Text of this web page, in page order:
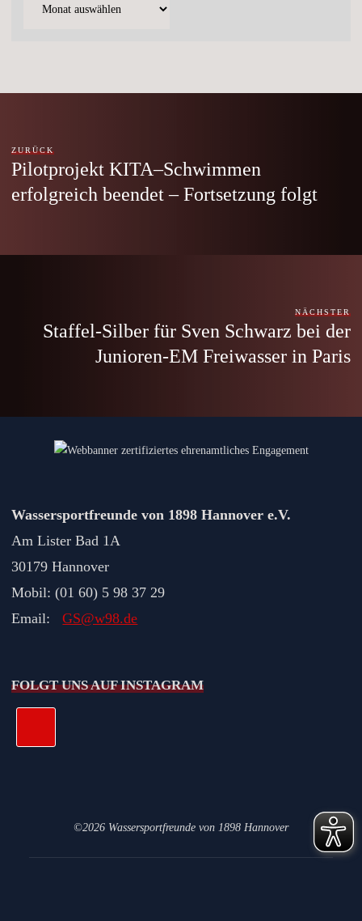
ZURÜCK
Pilotprojekt KITA–Schwimmen
erfolgreich beendet – Fortsetzung folgt
NÄCHSTER
Staffel-Silber für Sven Schwarz bei der
Junioren-EM Freiwasser in Paris
Wassersportfreunde von 1898 Hannover e.V.
Am Lister Bad 1A
30179 Hannover
Mobil: (01 60) 5 98 37 29
Email:GS@w98.de
FOLGT UNS AUF INSTAGRAM
©2026 Wassersportfreunde von 1898 Hannover